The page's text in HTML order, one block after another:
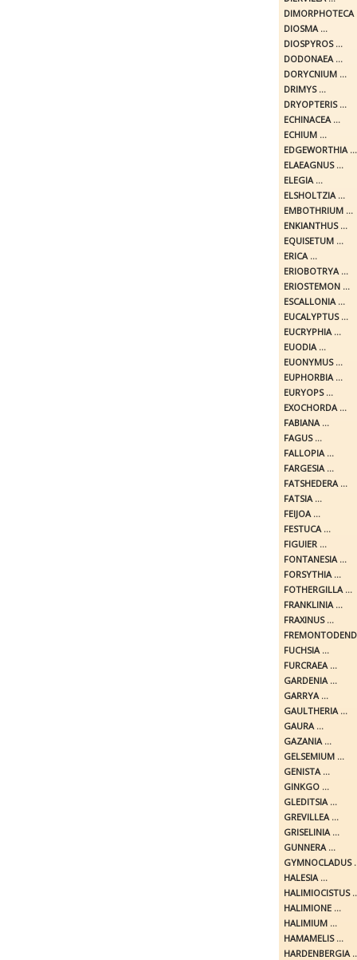
DIMORPHOTECA
DIOSMA ...
DIOSPYROS ...
DODONAEA ...
DORYCNIUM ...
DRIMYS ...
DRYOPTERIS ...
ECHINACEA ...
ECHIUM ...
EDGEWORTHIA ...
ELAEAGNUS ...
ELEGIA ...
ELSHOLTZIA ...
EMBOTHRIUM ...
ENKIANTHUS ...
EQUISETUM ...
ERICA ...
ERIOBOTRYA ...
ERIOSTEMON ...
ESCALLONIA ...
EUCALYPTUS ...
EUCRYPHIA ...
EUODIA ...
EUONYMUS ...
EUPHORBIA ...
EURYOPS ...
EXOCHORDA ...
FABIANA ...
FAGUS ...
FALLOPIA ...
FARGESIA ...
FATSHEDERA ...
FATSIA ...
FEIJOA ...
FESTUCA ...
FIGUIER ...
FONTANESIA ...
FORSYTHIA ...
FOTHERGILLA ...
FRANKLINIA ...
FRAXINUS ...
FUCHSIA ...
FURCRAEA ...
GARDENIA ...
GARRYA ...
GAULTHERIA ...
GAURA ...
GAZANIA ...
GELSEMIUM ...
GENISTA ...
GINKGO ...
GLEDITSIA ...
GREVILLEA ...
GRISELINIA ...
GUNNERA ...
GYMNOCLADUS
HALESIA ...
HALIMIOCISTUS
HALIMIONE ...
HALIMIUM ...
HAMAMELIS ...
HARDENBERGIA